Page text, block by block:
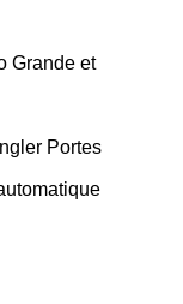
Grande et
Portes